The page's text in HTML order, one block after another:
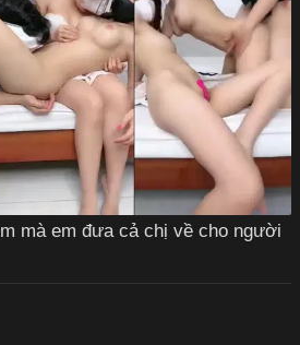
mà em đưa cả chị về cho người